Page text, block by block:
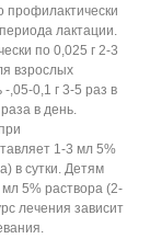
профилактически
лактации.
по 0,025 г 2-3
взрослых
,05-0,1 г 3-5 раз в
в день.
1-3 мл 5%
в сутки. Детям
5% раствора (2-
лечения зависит